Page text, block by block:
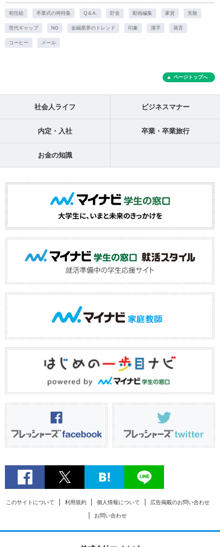
初任給 卒業式の袴特集 Q＆A. 貯金 動画編集 家賃 失敗
世代ギャップ NG 金融業界のトレンド 印象 漢字 発言
コーヒー メール
ページトップへ
社会人ライフ ビジネスマナー
内定・入社 卒業・卒業旅行
お金の知識
このサイトについて 利用規約 個人情報について 広告掲載のお問い合わせ
お問い合わせ